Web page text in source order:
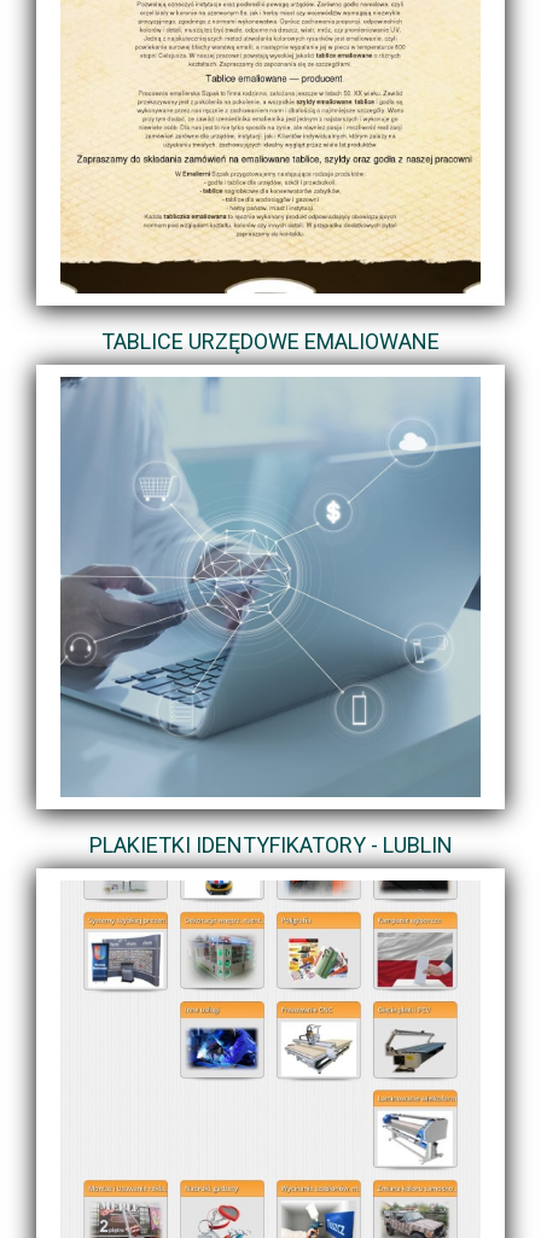
TABLICE URZĘDOWE EMALIOWANE
PLAKIETKI IDENTYFIKATORY - LUBLIN